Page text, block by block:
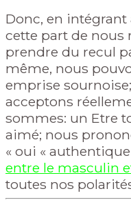
Donc, en
cette part de nous
prendre du recul
même, nous
emprise
acceptons
sommes: un Etre
aimé; nous
« oui «
entre le masculin
toutes nos